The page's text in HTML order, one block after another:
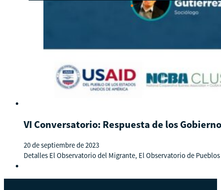
VI Conversatorio: Respuesta de los
20 de septiembre de 2023
Detalles El Observatorio del Migrante, El Observatorio de